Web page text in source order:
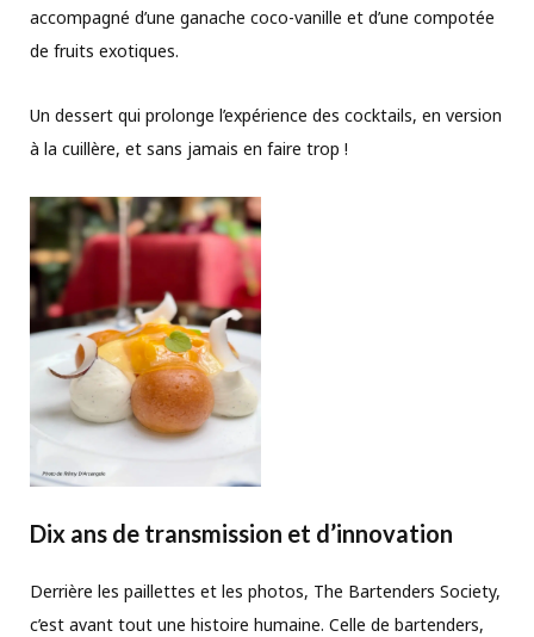
accompagné d’une ganache coco-vanille et d’une compotée
de fruits exotiques.
Un dessert qui prolonge l’expérience des cocktails, en version
à la cuillère, et sans jamais en faire trop !
Dix ans de transmission et d’innovation
Derrière les paillettes et les photos, The Bartenders Society,
c’est avant tout une histoire humaine. Celle de bartenders,